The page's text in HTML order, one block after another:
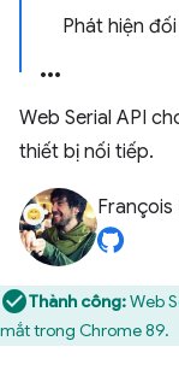
Phát hiện
Web Serial API
thiết bị nối tiếp.
Thành công:Web
mắt trong Chrome 89.